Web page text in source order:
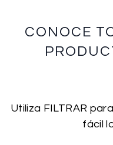
CONOCE
Utiliza FILTRAR
fácil